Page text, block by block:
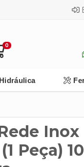
0
Hidráulica
Inox
Peça)